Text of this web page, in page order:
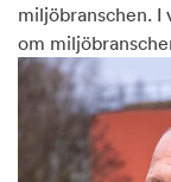
miljöbranschen.
om